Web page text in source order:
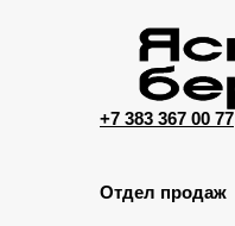
Отдел продаж
+7 383 367 00 77